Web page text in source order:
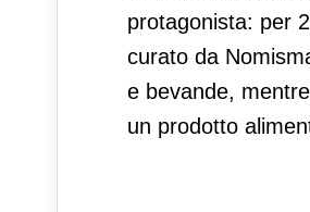
protagonista: per
curato da
e bevande,
un prodotto